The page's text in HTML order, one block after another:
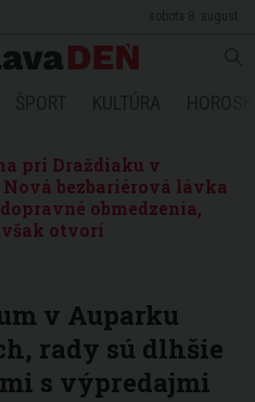
pri Draždiaku v
bezbariérová lávka
obmedzenia,
však otvorí
v Auparku
rady sú dlhšie
s výpredajmi